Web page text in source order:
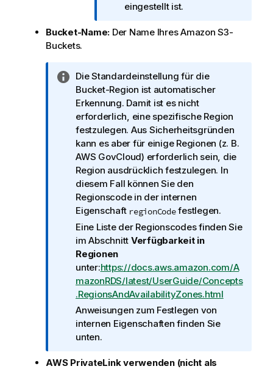
h
n
i
s
eingestellt ist.
Bucket-Name: Der Name Ihres Amazon S3-
Buckets.
I
n
f
o
r
m
a
t
i
o
n
s
h
i
n
w
e
i
s
Die Standardeinstellung für die
Bucket-Region ist automatischer
Erkennung. Damit ist es nicht
erforderlich, eine spezifische Region
festzulegen. Aus Sicherheitsgründen
kann es aber für einige Regionen (z. B.
AWS GovCloud) erforderlich sein, die
Region ausdrücklich festzulegen. In
diesem Fall können Sie den
Regionscode in der internen
Eigenschaft regionCodefestlegen.
Eine Liste der Regionscodes finden Sie
im Abschnitt Verfügbarkeit in
Regionen
unter:https://docs.aws.amazon.com/A
mazonRDS/latest/UserGuide/Concepts
.RegionsAndAvailabilityZones.html
Anweisungen zum Festlegen von
internen Eigenschaften finden Sie
unten.
AWS PrivateLink verwenden (nicht als